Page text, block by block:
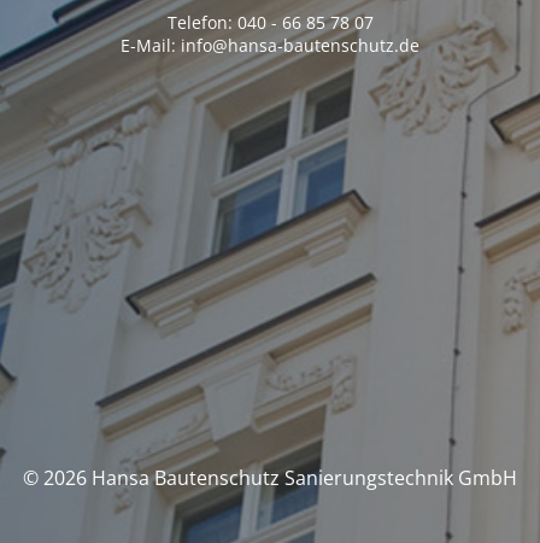
Telefon: 040 - 66 85 78 07
E-Mail: info@hansa-bautenschutz.de
© 2026 Hansa Bautenschutz Sanierungstechnik GmbH